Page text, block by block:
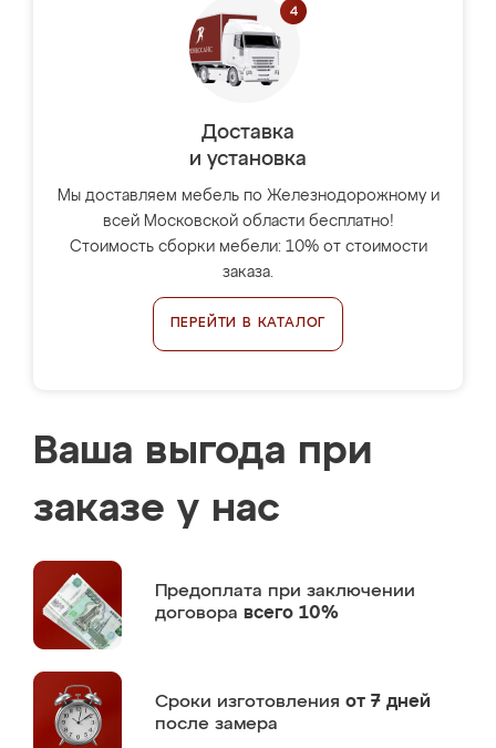
Доставка
и установка
Мы доставляем мебель по Железнодорожному и
всей Московской области бесплатно!
Стоимость сборки мебели: 10% от стоимости
заказа.
ПЕРЕЙТИ В КАТАЛОГ
Ваша выгода при
заказе у нас
Предоплата при заключении
договора всего 10%
Сроки изготовления от 7 дней
после замера